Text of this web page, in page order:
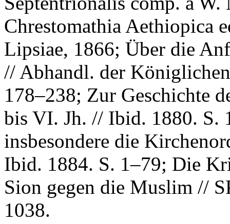
Chrestomathia Aethiopica
Lipsiae, 1866; Über die
// Abhandl. der
178–238; Zur Geschichte
bis VI. Jh. // Ibid. 1880. S.
insbesondere die
Ibid. 1884. S. 1–79; Die
Sion gegen die Muslim //
1038.